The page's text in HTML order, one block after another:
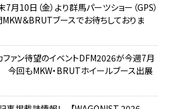
7月10日（金）より群馬パーツショー（GPS）
＆BRUTブースでお待ちしておりま
ファン待望のイベントDFM2026が今週7月
今回もMKW・BRUTホイールブース出展